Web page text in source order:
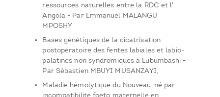
ressources naturelles entre la RDC et l'
Angola - Par Emmanuel MALANGU
MPOSHY
Bases génétiques de la cicatrisation
postopératoire des fentes labiales et labio-
palatines non syndromiques à Lubumbashi -
Par Sébastien MBUYI MUSANZAYI,
Maladie hémolytique du Nouveau-né par
incompatibilité foeto maternelle en